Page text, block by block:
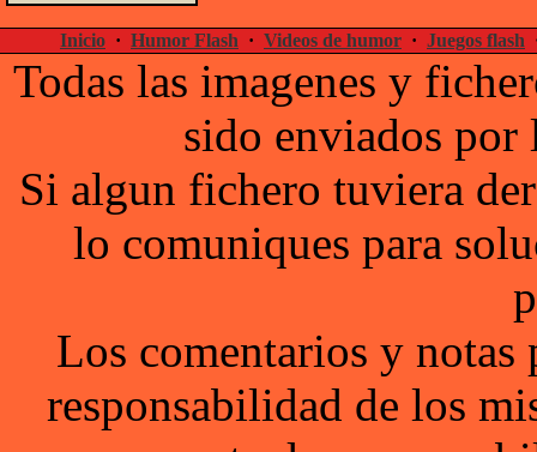
Inicio · Humor Flash · Videos de humor · Juegos flash
Todas las imagenes y
sido enviados por
Si algun fichero tuviera
lo comuniques para
Los comentarios y notas
responsabilidad de los